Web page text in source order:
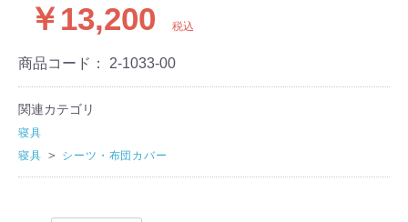
￥13,200 税込
商品コード： 2-1033-00
関連カテゴリ
寝具
寝具 ＞ シーツ・布団カバー